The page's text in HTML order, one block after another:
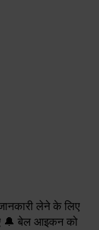
लेने के लिए
🔔 बेल आइकन को